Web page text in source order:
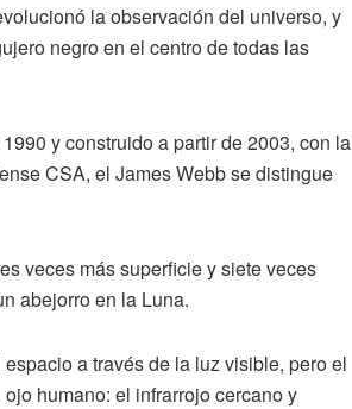
la observación del universo, y
negro en el centro de todas las
y construido a partir de 2003, con la
CSA, el James Webb se distingue
veces más superficie y siete veces
abejorro en la Luna.
a través de la luz visible, pero el
humano: el infrarrojo cercano y